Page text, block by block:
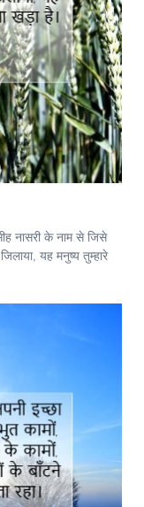
नासरी के नाम से जिसे
यह मनुष्य तुम्हारे